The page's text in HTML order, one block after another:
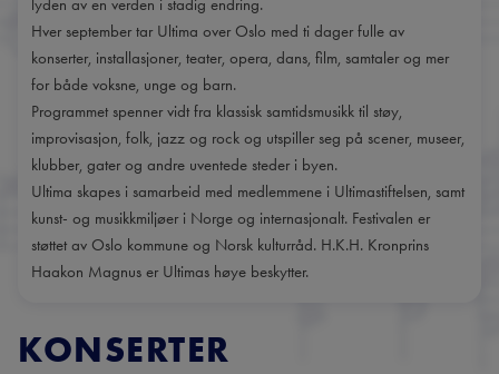
lyden av en verden i stadig endring.
Hver september tar Ultima over Oslo med ti dager fulle av
konserter, installasjoner, teater, opera, dans, film, samtaler og mer
for både voksne, unge og barn.
Programmet spenner vidt fra klassisk samtidsmusikk til støy,
improvisasjon, folk, jazz og rock og utspiller seg på scener, museer,
klubber, gater og andre uventede steder i byen.
Ultima skapes i samarbeid med medlemmene i Ultimastiftelsen, samt
kunst- og musikkmiljøer i Norge og internasjonalt. Festivalen er
støttet av Oslo kommune og Norsk kulturråd. H.K.H. Kronprins
Haakon Magnus er Ultimas høye beskytter.
KONSERTER